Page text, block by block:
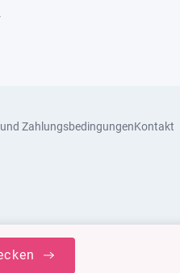
ZahlungsbedingungenKontakt